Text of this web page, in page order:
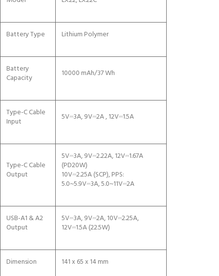
Battery Type Lithium Polymer
Battery
Capacity
10000 mAh/37 Wh
Type-C Cable
Input
5V⎓3A, 9V⎓2A , 12V⎓1.5A
Type-C Cable
Output
5V⎓3A, 9V⎓2.22A, 12V⎓1.67A
(PD20W)
10V⎓2.25A (SCP), PPS:
5.0~5.9V⎓3A, 5.0~11V⎓2A
USB-A1 & A2
Output
5V⎓3A, 9V⎓2A, 10V⎓2.25A,
12V⎓1.5A (22.5W)
Dimension 141 x 65 x 14 mm